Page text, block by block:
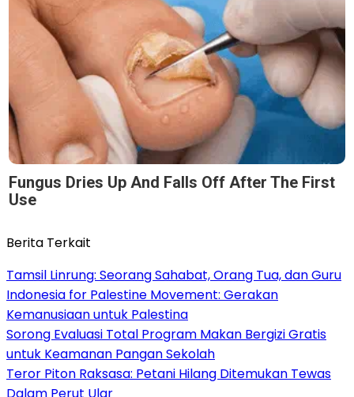
Fungus Dries Up And Falls Off After The First
Use
Berita Terkait
Tamsil Linrung: Seorang Sahabat, Orang Tua, dan Guru
Indonesia for Palestine Movement: Gerakan
Kemanusiaan untuk Palestina
Sorong Evaluasi Total Program Makan Bergizi Gratis
untuk Keamanan Pangan Sekolah
Teror Piton Raksasa: Petani Hilang Ditemukan Tewas